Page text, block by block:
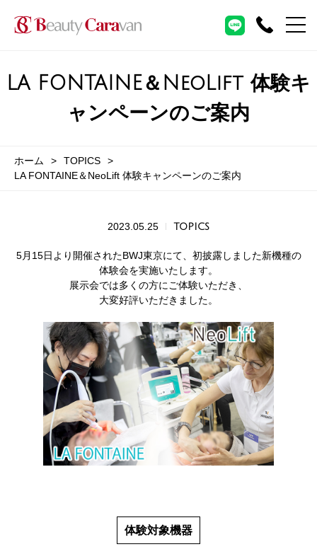
LA FONTAINE＆NeoLift 体験キ
ャンペーンのご案内
ホーム
TOPICS
LA FONTAINE＆NeoLift 体験キャンペーンのご案内
2023.05.25 TOPICS
5月15日より開催されたBWJ東京にて、初披露しました新機種の
体験会を実施いたします。
展示会では多くの方にご体験いただき、
大変好評いただきました。
体験対象機器